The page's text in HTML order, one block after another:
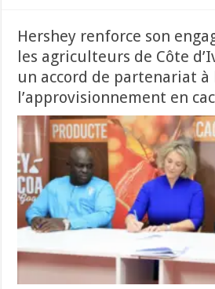
Hershey renforce son
les agriculteurs de Côte
un accord de partenariat
l’approvisionnement en